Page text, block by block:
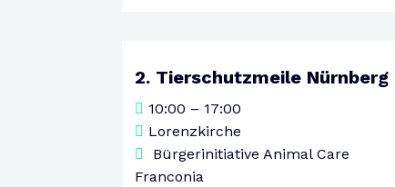
15
AUGUST
SAMSTAG
2. Tierschutzmeile Nürnberg
10:00 – 17:00
Lorenzkirche
Bürgerinitiative Animal Care
Franconia